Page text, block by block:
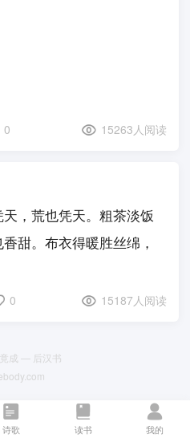
诗歌 读书 我的
0 15263人阅读
，荒也凭天。粗茶淡饭
甜。布衣得暖胜丝绵，
0 15187人阅读
成 — 后汉书